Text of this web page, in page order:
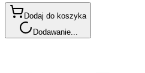
Dodaj do koszyka
Dodawanie...